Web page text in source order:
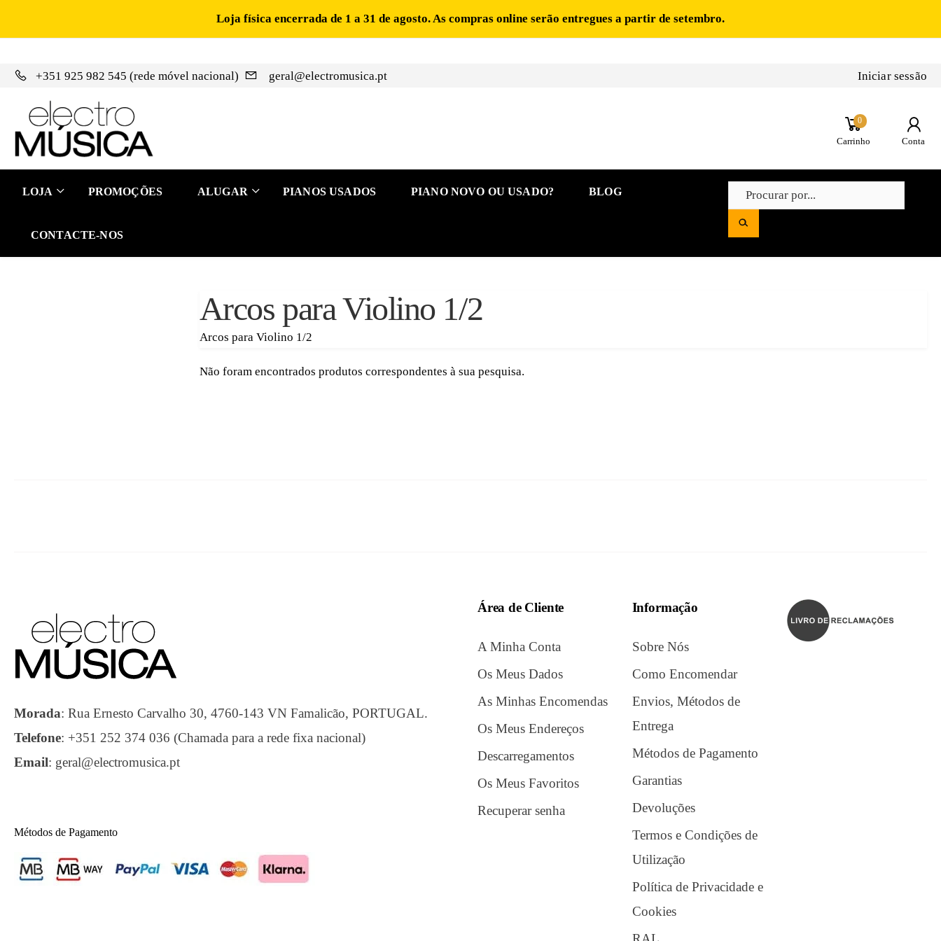
Loja física encerrada de 1 a 31 de agosto. As compras online serão entregues a partir de setembro.
+351 925 982 545 (rede móvel nacional) geral@electromusica.pt Iniciar sessão
0
Carrinho Conta
LOJA PROMOÇÕES ALUGAR PIANOS USADOS PIANO NOVO OU USADO? BLOG
CONTACTE-NOS
Arcos para Violino 1/2
Arcos para Violino 1/2
Não foram encontrados produtos correspondentes à sua pesquisa.
Morada: Rua Ernesto Carvalho 30, 4760-143 VN Famalicão, PORTUGAL.
Telefone: +351 252 374 036 (Chamada para a rede fixa nacional)
Email: geral@electromusica.pt
Métodos de Pagamento
Área de Cliente
A Minha Conta
Os Meus Dados
As Minhas Encomendas
Os Meus Endereços
Descarregamentos
Os Meus Favoritos
Recuperar senha
Informação
Sobre Nós
Como Encomendar
Envios, Métodos de
Entrega
Métodos de Pagamento
Garantias
Devoluções
Termos e Condições de
Utilização
Política de Privacidade e
Cookies